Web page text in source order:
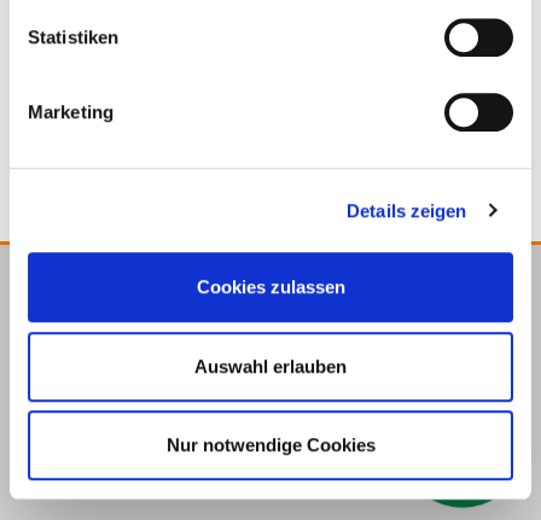
Statistiken
Marketing
Details zeigen
Cookies zulassen
Auswahl erlauben
Nur notwendige Cookies
4251314704436
Unter dem Hofe 5
+49 2331 6245-0
+49 2331 6245-200